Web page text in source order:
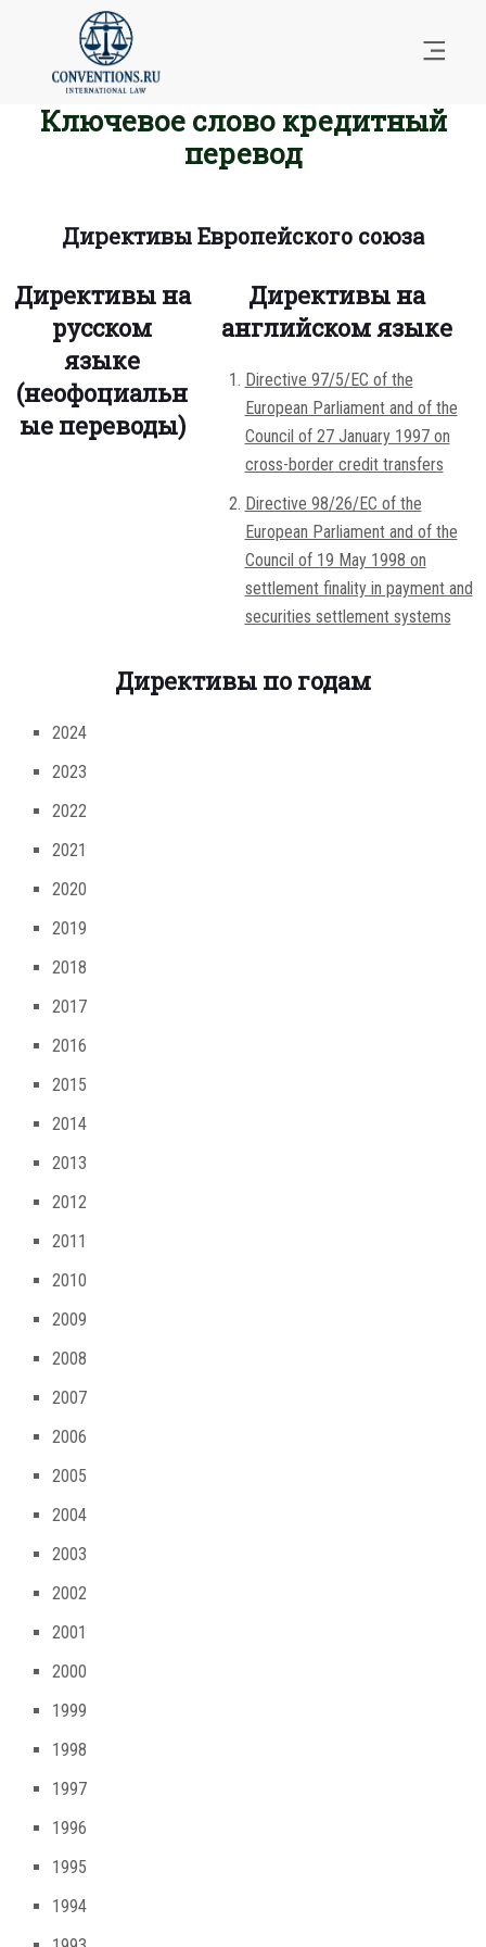
Ключевое слово кредитный
перевод
Директивы Европейского союза
Директивы на
русском
языке
(неофоциальн
ые переводы)
Директивы на
английском языке
Directive 97/5/EC of the
European Parliament and of the
Council of 27 January 1997 on
cross-border credit transfers
Directive 98/26/EC of the
European Parliament and of the
Council of 19 May 1998 on
settlement finality in payment and
securities settlement systems
Директивы по годам
2024
2023
2022
2021
2020
2019
2018
2017
2016
2015
2014
2013
2012
2011
2010
2009
2008
2007
2006
2005
2004
2003
2002
2001
2000
1999
1998
1997
1996
1995
1994